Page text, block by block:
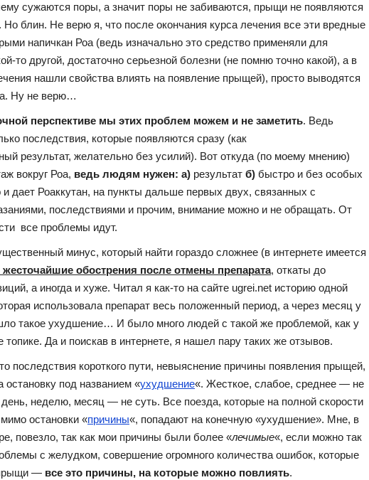
сужаются поры, а значит поры не забиваются, прыщи не появляются
Но блин. Не верю я, что после окончания курса лечения все эти вредные
напичкан Роа (ведь изначально это средство применяли для
то другой, достаточно серьезной болезни (не помню точно какой), а в
нашли свойства влиять на появление прыщей), просто выводятся
Ну не верю…
перспективе мы этих проблем можем и не заметить. Ведь
последствия, которые появляются сразу (как
результат, желательно без усилий). Вот откуда (по моему мнению)
вокруг Роа, ведь людям нужен: а) результат б) быстро и без особых
дает Роаккутан, на пункты дальше первых двух, связанных с
последствиями и прочим, внимание можно и не обращать. От
все проблемы идут.
минус, который найти гораздо сложнее (в интернете имеется
жесточайшие обострения после отмены препарата, откаты до
а иногда и хуже. Читал я как-то на сайте ugrei.net историю одной
использовала препарат весь положенный период, а через месяц у
такое ухудшение… И было много людей с такой же проблемой, как у
топике. Да и поискав в интернете, я нашел пару таких же отзывов.
последствия короткого пути, невыяснение причины появления прыщей,
остановку под названием «ухудшение«. Жесткое, слабое, среднее — не
неделю, месяц — не суть. Все поезда, которые на полной скорости
остановки «причины«, попадают на конечную «ухудшение». Мне, в
повезло, так как мои причины были более «лечимые«, если можно так
с желудком, совершение огромного количества ошибок, которые
— все это причины, на которые можно повлиять.